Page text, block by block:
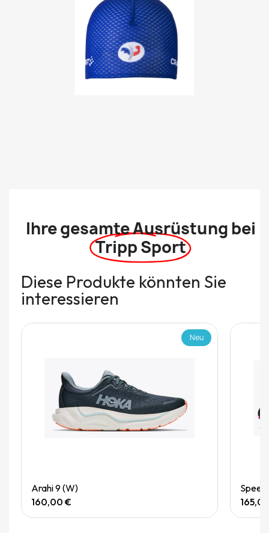
Ihre gesamte Ausrüstung bei
Tripp Sport
Diese Produkte könnten Sie
interessieren
Neu
Arahi 9 (W)
160,00 €